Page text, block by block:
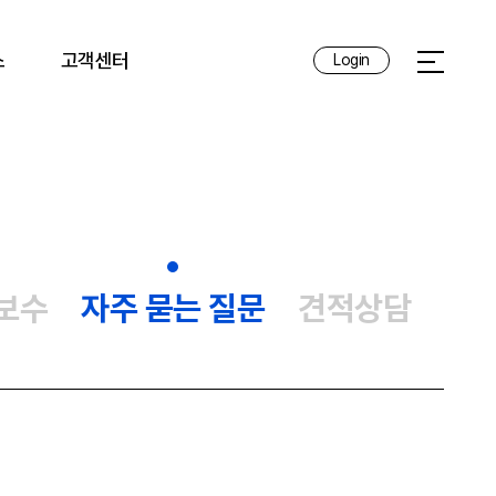
고객센터 Login
전체메뉴
수 자주 묻는 질문 견적상담